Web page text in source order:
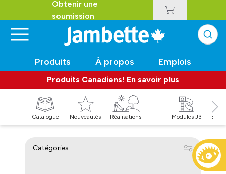
Obtenir une
soumission
Produits À propos Emplois
Produits Canadiens! En savoir plus
Catalogue Nouveautés Réalisations Modules J3
Catégories